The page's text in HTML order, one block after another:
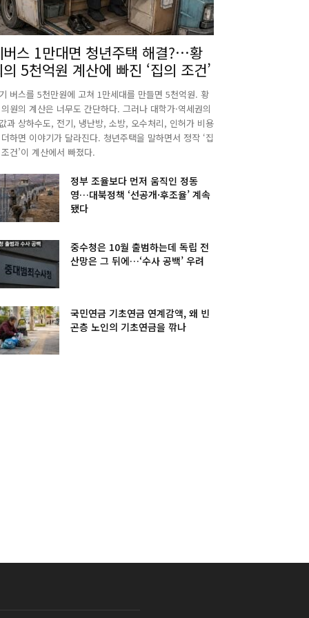
버스 1만대면 청년주택 해결?…황
5천억원 계산에 빠진 ‘집의 조건’
버스를 5천만원에 고쳐 1만세대를 만들면 5천억원. 황
원의 계산은 너무도 간단하다. 그러나 대학가·역세권의
과 상하수도, 전기, 냉난방, 소방, 오수처리, 인허가 비용
하면 이야기가 달라진다. 청년주택을 말하면서 정작 ‘집
건’이 계산에서 빠졌다.
정부 조율보다 먼저 움직인 정동
영…대북정책 ‘선공개·후조율’ 계속
됐다
중수청은 10월 출범하는데 독립 전
산망은 그 뒤에…‘수사 공백’ 우려
국민연금 기초연금 연계감액, 왜 빈
곤층 노인의 기초연금을 깎나